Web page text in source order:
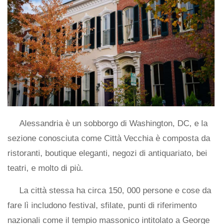
Alessandria è un sobborgo di Washington, DC, e la
sezione conosciuta come Città Vecchia è composta da
ristoranti, boutique eleganti, negozi di antiquariato, bei
teatri, e molto di più.
La città stessa ha circa 150, 000 persone e cose da
fare lì includono festival, sfilate, punti di riferimento
nazionali come il tempio massonico intitolato a George